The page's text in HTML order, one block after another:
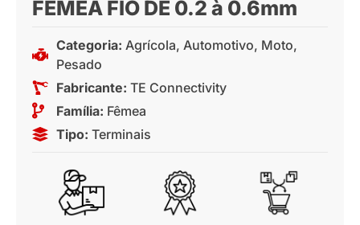
FEMEA FIO DE 0.2 à 0.6mm
Categoria: Agrícola, Automotivo, Moto,
Pesado
Fabricante: TE Connectivity
Família: Fêmea
Tipo: Terminais